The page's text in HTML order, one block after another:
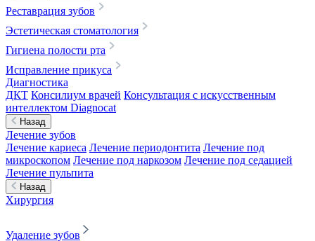
Реставрация зубов
Эстетическая стоматология
Гигиена полости рта
Исправление прикуса
Диагностика
ДКТ Консилиум врачей Консультация с искусственным
интеллектом Diagnocat
Назад
Лечение зубов
Лечение кариеса Лечение периодонтита Лечение под
микроскопом Лечение под наркозом Лечение под седацией
Лечение пульпита
Назад
Хирургия
Удаление зубов